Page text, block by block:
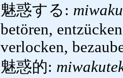
魅惑する:
betören,
verlocken,
魅惑的: